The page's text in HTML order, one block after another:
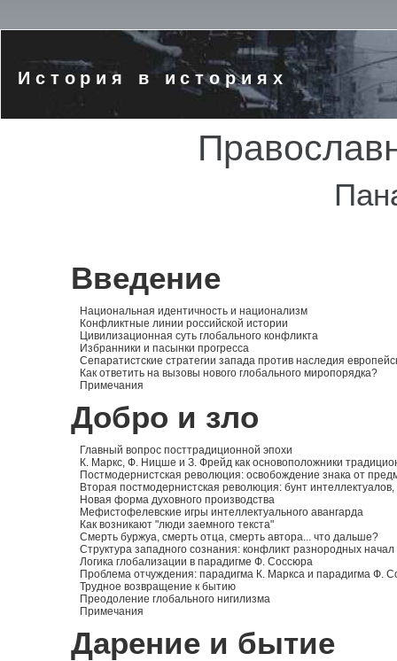
История в историях
Введение
Национальная идентичность и национализм
Конфликтные линии российской истории
Цивилизационная суть глобального конфликта
Избранники и пасынки прогресса
Сепаратистские стратегии запада против наследия
Как ответить на вызовы нового глобального миропорядка?
Примечания
Добро и зло
Главный вопрос посттрадиционной эпохи
К. Маркс, Ф. Ницше и З. Фрейд как основоположники
Постмодернистская революция: освобождение знака от
Вторая постмодернистская революция: бунт
Новая форма духовного производства
Мефистофелевские игры интеллектуального авангарда
Как возникают "люди заемного текста"
Смерть буржуа, смерть отца, смерть автора... что дальше?
Структура западного сознания: конфликт разнородных начал
Логика глобализации в парадигме Ф. Соссюра
Проблема отчуждения: парадигма К. Маркса и парадигма Ф.
Трудное возвращение к бытию
Преодоление глобального нигилизма
Примечания
Дарение и бытие